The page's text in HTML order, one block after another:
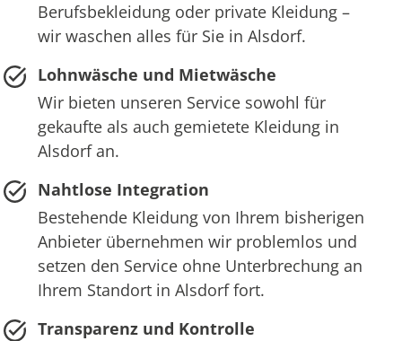
Berufsbekleidung oder private Kleidung –
wir waschen alles für Sie in Alsdorf.
Lohnwäsche und Mietwäsche
Wir bieten unseren Service sowohl für
gekaufte als auch gemietete Kleidung in
Alsdorf an.
Nahtlose Integration
Bestehende Kleidung von Ihrem bisherigen
Anbieter übernehmen wir problemlos und
setzen den Service ohne Unterbrechung an
Ihrem Standort in Alsdorf fort.
Transparenz und Kontrolle